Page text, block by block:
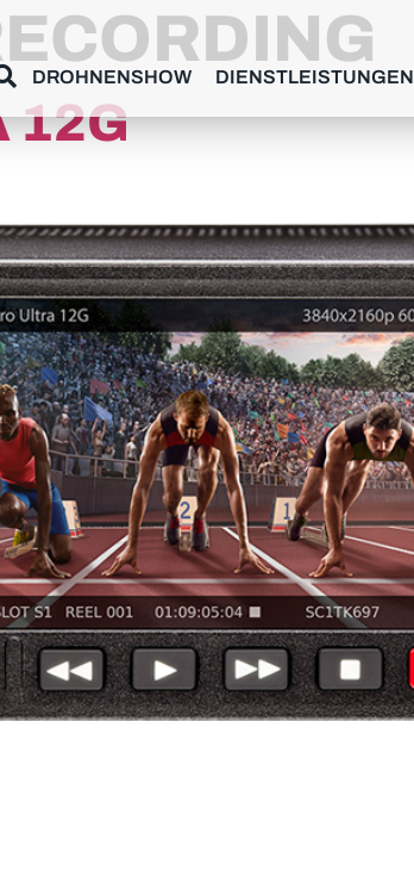
DROHNENSHOW DIENSTLEISTUNGEN
12G